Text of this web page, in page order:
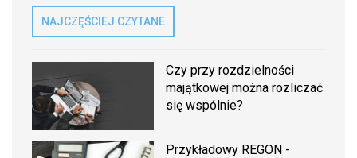
NAJCZĘŚCIEJ CZYTANE
Czy przy rozdzielności
majątkowej można rozliczać
się wspólnie?
Przykładowy REGON -